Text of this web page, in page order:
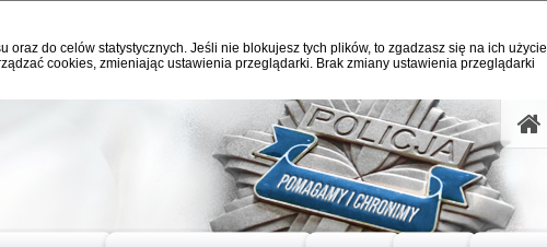
do celów statystycznych. Jeśli nie blokujesz tych plików, to zgadzasz się na ich użycie
cookies, zmieniając ustawienia przeglądarki. Brak zmiany ustawienia przeglądarki